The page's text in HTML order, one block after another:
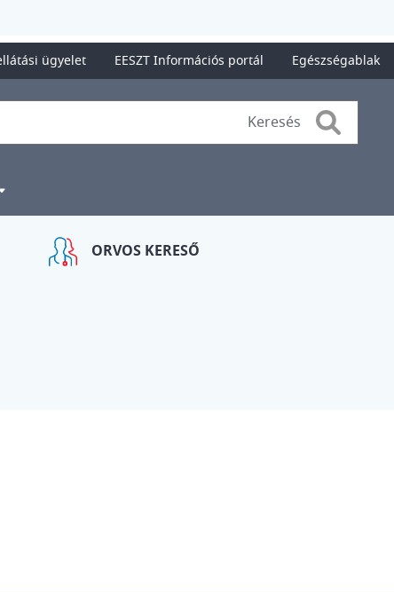
ügyelet EESZT Információs portál Egészségablak
Search
ORVOS KERESŐ